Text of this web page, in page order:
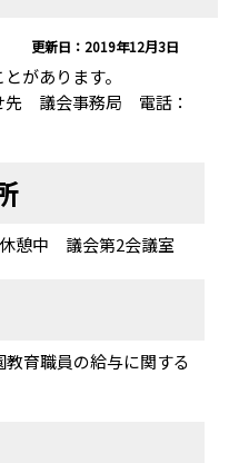
更新日：2019年12月3日
があります。
先 議会事務局 電話：
憩中 議会第2会議室
育職員の給与に関する